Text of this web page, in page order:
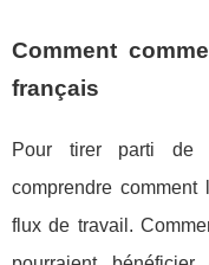
Comment
français
Pour tirer parti de
comprendre comment
flux de travail.